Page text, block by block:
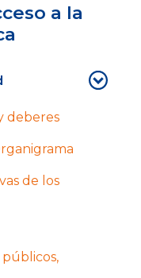
a la
deberes
de los
públicos,